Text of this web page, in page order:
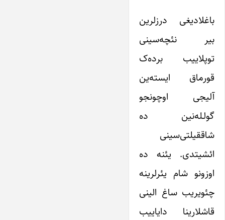
باغلادیغی درزلرین
بیر نئچه‌سینی
توپلاییب برده‌ک
قورماق ایسته‌ین
آلیجی اوچونجو
گولـله‌‌نین ده
شاققیلتی‌سینی
ائشیتدی. یئنه ده
اوزونو شام یئرلرینه
چئویریب ساغ الینی
قاشلارینا دایاییب